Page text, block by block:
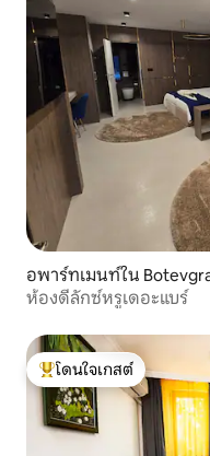
อพาร์ทเมนท์ใน
ห้องดีลักซ์หรูเดอะแบร์
โดนใจเกสต์ที่สุด
โดนใจเกสต์